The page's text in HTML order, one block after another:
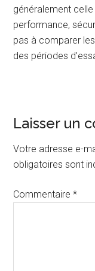
généralement
performance,
pas à comparer
des périodes
du
lecteur
Laisser un
Votre adresse e-
obligatoires sont
Commentaire*